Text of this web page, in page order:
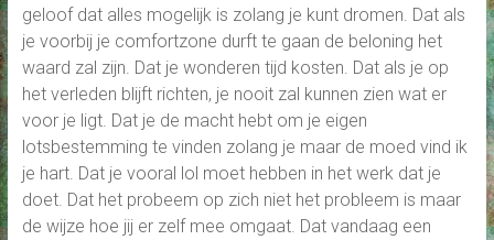
geloof dat alles mogelijk is zolang je kunt dromen. Dat als
je voorbij je comfortzone durft te gaan de beloning het
waard zal zijn. Dat je wonderen tijd kosten. Dat als je op
het verleden blijft richten, je nooit zal kunnen zien wat er
voor je ligt. Dat je de macht hebt om je eigen
lotsbestemming te vinden zolang je maar de moed vind ik
je hart. Dat je vooral lol moet hebben in het werk dat je
doet. Dat het probeem op zich niet het probleem is maar
de wijze hoe jij er zelf mee omgaat. Dat vandaag een